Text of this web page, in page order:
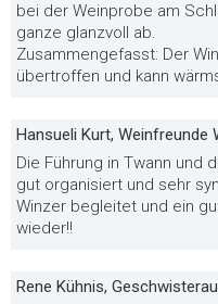
bei der Weinprobe am
ganze glanzvoll ab.
Zusammengefasst: Der
übertroffen und kann
Hansueli Kurt, Weinfreunde
Die Führung in Twann und
gut organisiert und sehr
Winzer begleitet und ein
wieder!!
Rene Kühnis,